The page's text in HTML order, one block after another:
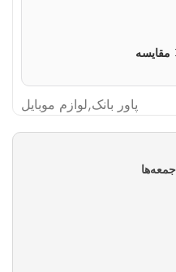
مقایسه
پاور بانک,لوازم موبایل